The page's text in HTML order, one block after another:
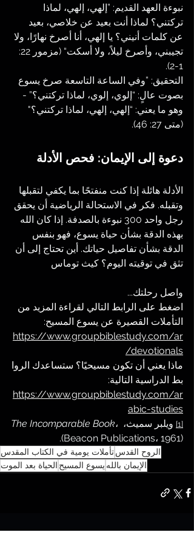
نبوءة العهد القديم: ”إلهي، إلهي، لماذا
تركتني؟ لماذا أنت بعيد عن خلاصي، بعيد
عن كلمات أنيني؟ يا إلهي، أنا أصرخ نهارًا، ولا
تجيبني، وأصرخ ليلاً، ولا أسكت“ (مزمور 22:
1-2).
التحقيق: ”وفي الساعة التاسعة صرخ يسوع
بصوت عالٍ: “إلوي، إلوي، لماذا تركتني؟” -
وهو ما يعني: “إلهي، إلهي، لماذا تركتني؟"
(متى 27: 46).
دعوة إلى الإيمان: فحص الأدلة
الأدلة هائلة إذا كنت منفتحًا بما يكفي لتقبلها
وتقبله. فكر في الاستحالة الرياضية أن يحقق
رجل واحد 300 نبوءة بالصدفة.
إذا كان الله
بهذه الدقة بشأن حياة يسوع، فهو بنفس
الدقة بشأن تفاصيل حياتك. أين تحتاج إلى أن
تثق في توقيته اليوم؟ كيث توماس
واصل رحلتك...
اضغط على الرابط التالي لقراءة المزيد من
التأملات القصيرة عن يسوع المسيح:
https://www.groupbiblestudy.com/ar
/devotionals
ماذا يعني أن تكون مسيحيًا؟ ستساعدك الروا
بط الدراسية التالية:
https://www.groupbiblestudy.com/ar
abic-studies
[1] ويلبر سميث، The Incomparable Book،
(Beacon Publications، 1961).
الروح القدستأملات يومية في الكتاب المقدس
الإيمان بالله يسوع المسيح الحياة بعد الموت